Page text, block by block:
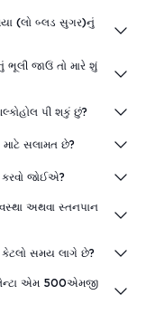
(લો બ્લડ સુગર)નું
જાઉં તો મારે શું
પી શકું છું?
સલામત છે?
જોઈએ?
અથવા સ્તનપાન
સમય લાગે છે?
એમ 500એમજી